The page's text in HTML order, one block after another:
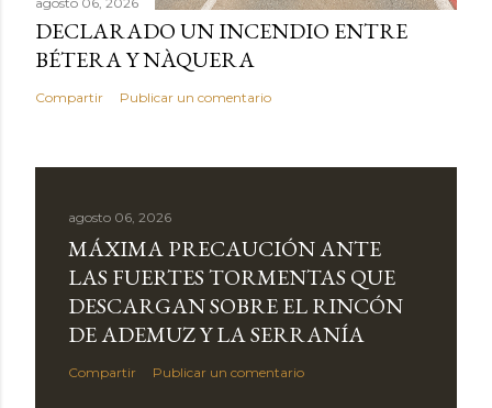
DECLARADO UN INCENDIO ENTRE
BÉTERA Y NÀQUERA
Compartir Publicar un comentario
agosto 06, 2026
MÁXIMA PRECAUCIÓN ANTE
LAS FUERTES TORMENTAS QUE
DESCARGAN SOBRE EL RINCÓN
DE ADEMUZ Y LA SERRANÍA
Compartir Publicar un comentario